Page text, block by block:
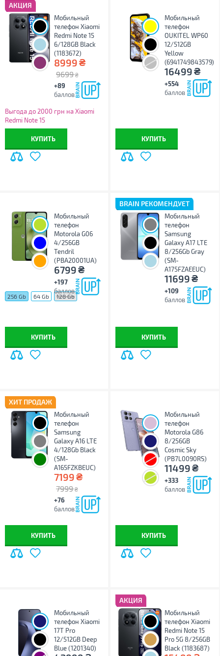
АКЦИЯ
Мобильный
телефон Xiaomi
Redmi Note 15
6/128GB Black
(1183672)
8999₴
9699 ₴
+89
баллов
Выгода до 2000 грн на Xiaomi
Redmi Note 15
КУПИТЬ
Мобильный
телефон
OUKITEL WP60
12/512GB
Yellow
(6941749843579)
16499₴
+554
баллов
КУПИТЬ
Мобильный
телефон
Motorola G06
4/256GB
Tendril
(PBA20001UA)
6799₴
+197
баллов
256 Gb 64 Gb 128 Gb
КУПИТЬ
BRAIN РЕКОМЕНДУЕТ
Мобильный
телефон
Samsung
Galaxy A17 LTE
8/256Gb Gray
(SM-
A175FZAEEUC)
11699₴
+109
баллов
КУПИТЬ
ХИТ ПРОДАЖ
Мобильный
телефон
Samsung
Galaxy A16 LTE
4/128Gb Black
(SM-
A165FZKBEUC)
7199₴
7999 ₴
+76
баллов
КУПИТЬ
Мобильный
телефон
Motorola G86
8/256GB
Cosmic Sky
(PB7L0090RS)
11499₴
+333
баллов
КУПИТЬ
Мобильный
телефон Xiaomi
17T Pro
12/512GB Deep
Blue (1201340)
АКЦИЯ
Мобильный
телефон Xiaomi
Redmi Note 15
Pro 5G 8/256GB
Black (1183687)